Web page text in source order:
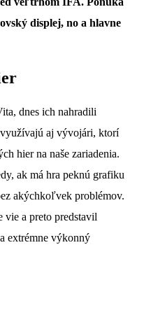
displej, no a hlavne
dnes ich nahradili
aj vývojári, ktorí
hier na naše zariadenia.
ak má hra peknú grafiku
akýchkoľvek problémov.
a preto predstavil
extrémne výkonný